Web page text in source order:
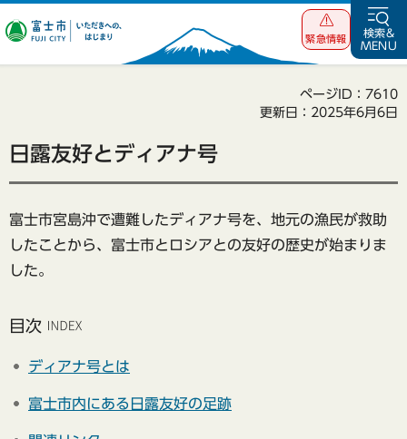
富士市 いただ
緊急情報
検索&
MENU
ページID：7610
更新日：2025年6月6日
日露友好とディアナ号
富士市宮島沖で遭難したディアナ号を、地元の漁民が救助
したことから、富士市とロシアとの友好の歴史が始まりま
した。
目次
ディアナ号とは
富士市内にある日露友好の足跡